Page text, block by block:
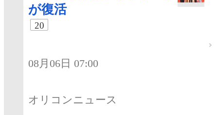
が復活
20
08月06日 07:00
オリコンニュース